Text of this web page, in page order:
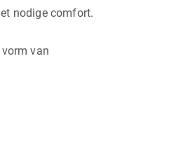
nodige comfort.
van